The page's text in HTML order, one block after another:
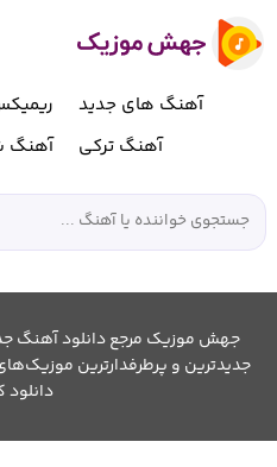
آهنگ های جدید
آهنگ ترکی
آهنگ
جهش موزیک مرجع دانلود آهنگ
جدیدترین و پرطرفدارترین
دانلود